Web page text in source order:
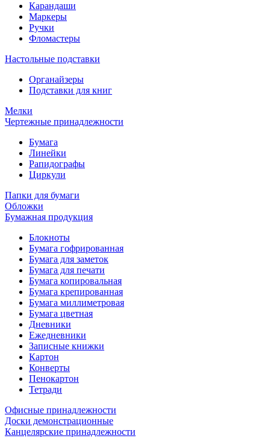
Карандаши
Маркеры
Ручки
Фломастеры
Настольные подставки
Органайзеры
Подставки для книг
Мелки
Чертежные принадлежности
Бумага
Линейки
Рапидографы
Циркули
Папки для бумаги
Обложки
Бумажная продукция
Блокноты
Бумага гофрированная
Бумага для заметок
Бумага для печати
Бумага копировальная
Бумага крепированная
Бумага миллиметровая
Бумага цветная
Дневники
Ежедневники
Записные книжки
Картон
Конверты
Пенокартон
Тетради
Офисные принадлежности
Доски демонстрационные
Канцелярские принадлежности